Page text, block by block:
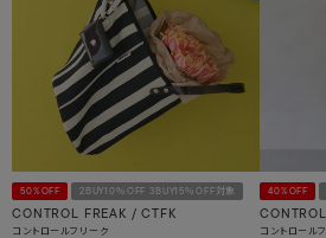
50%OFF 2BUY10％OFF 3BUY15％OFF対象
CONTROL FREAK / CTFK
コントロールフリーク
40%OFF
コントロール